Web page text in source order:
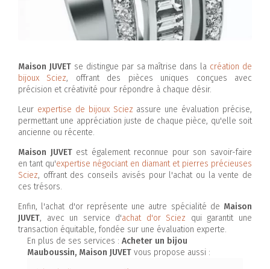
Maison JUVETse distingue par sa maîtrise dans la création de
bijoux Sciez, offrant des pièces uniques conçues avec
précision et créativité pour répondre à chaque désir.
Leur expertise de bijoux Sciez assure une évaluation précise,
permettant une appréciation juste de chaque pièce, qu'elle soit
ancienne ou récente.
Maison JUVETest également reconnue pour son savoir-faire
en tant qu'expertise négociant en diamant et pierres précieuses
Sciez, offrant des conseils avisés pour l'achat ou la vente de
ces trésors.
Enfin, l'achat d'or représente une autre spécialité de Maison
JUVET, avec un service d'achat d'or Sciez qui garantit une
transaction équitable, fondée sur une évaluation experte.
En plus de ses services : Acheter un bijou
Mauboussin, Maison JUVET vous propose aussi :